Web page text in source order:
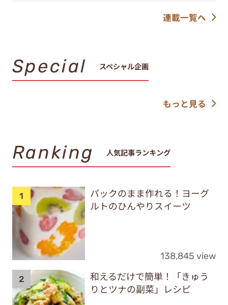
連載一覧へ
Special スペシャル企画
もっと見る
Ranking 人気記事ランキング
パックのまま作れる！ヨーグ
ルトのひんやりスイーツ
138,845 view
和えるだけで簡単！「きゅう
りとツナの副菜」レシピ